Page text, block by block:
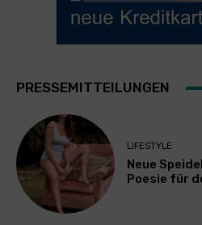
PRESSEMITTEILUNGEN
LIFESTYLE
Neue
Poesie für